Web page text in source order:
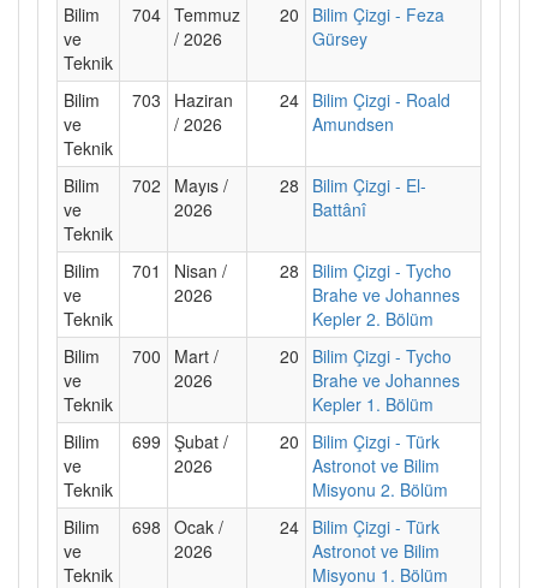
Bilim
ve
Teknik
704 Temmuz
/ 2026
20
Bilim Çizgi - Feza
Gürsey
Bilim
ve
Teknik
703
Haziran
/ 2026
24 Bilim Çizgi - Roald
Amundsen
Bilim
ve
Teknik
702
Mayıs /
2026
28
Bilim Çizgi - El-
Battânî
Bilim
ve
Teknik
701
Nisan /
2026
28
Bilim Çizgi - Tycho
Brahe ve Johannes
Kepler 2. Bölüm
Bilim
ve
Teknik
700
Mart /
2026
20
Bilim Çizgi - Tycho
Brahe ve Johannes
Kepler 1. Bölüm
Bilim
ve
Teknik
699 Şubat /
2026
20
Bilim Çizgi - Türk
Astronot ve Bilim
Misyonu 2. Bölüm
Bilim
ve
Teknik
698 Ocak /
2026
24 Bilim Çizgi - Türk
Astronot ve Bilim
Misyonu 1. Bölüm